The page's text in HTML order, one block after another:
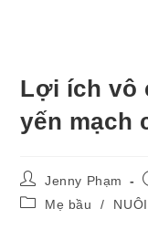
Lợi ích vô
yến mạch
Post
author:
Jenny Phạm
PostMẹ bầu /